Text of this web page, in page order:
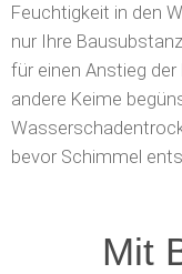
Feuchtigkeit in den
nur Ihre
für einen Anstieg
andere Keime
bevor Schimmel
Mit